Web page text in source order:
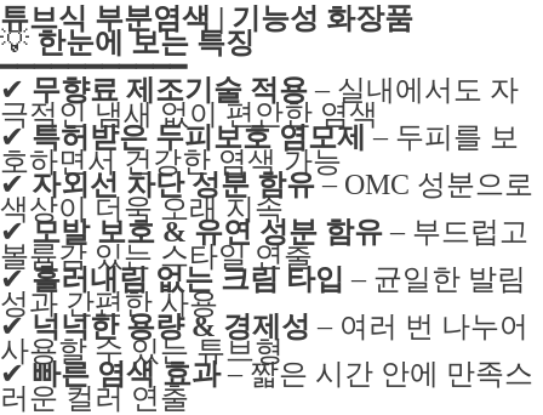
튜브식 부분염색 | 기능성 화장품
💡 한눈에 보는 특징
━━━━━━━━━━━
✔ 무향료 제조기술 적용– 실내에서도 자
극적인 냄새 없이 편안한 염색
✔ 특허받은 두피보호 염모제 – 두피를 보
호하면서 건강한 염색 가능
✔ 자외선 차단 성분 함유– OMC 성분으로
색상이 더욱 오래 지속
✔ 모발 보호 & 유연 성분 함유– 부드럽고
볼륨감 있는 스타일 연출
✔ 흘러내림 없는 크림 타입 – 균일한 발림
성과 간편한 사용
✔ 넉넉한 용량 & 경제성 – 여러 번 나누어
사용할 수 있는 튜브형
✔ 빠른 염색 효과– 짧은 시간 안에 만족스
러운 컬러 연출